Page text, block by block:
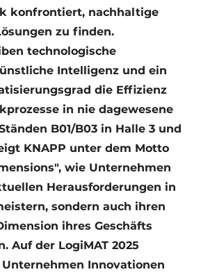
konfrontiert, nachhaltige
zu finden.
technologische
Intelligenz und ein
die Effizienz
in nie dagewesene
B01/B03 in Halle 3 und
KNAPP unter dem Motto
wie Unternehmen
Herausforderungen in
sondern auch ihren
ihres Geschäfts
Auf der LogiMAT 2025
Innovationen